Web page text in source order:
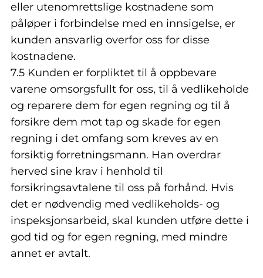
eller utenomrettslige kostnadene som
påløper i forbindelse med en innsigelse, er
kunden ansvarlig overfor oss for disse
kostnadene.
7.5 Kunden er forpliktet til å oppbevare
varene omsorgsfullt for oss, til å vedlikeholde
og reparere dem for egen regning og til å
forsikre dem mot tap og skade for egen
regning i det omfang som kreves av en
forsiktig forretningsmann. Han overdrar
herved sine krav i henhold til
forsikringsavtalene til oss på forhånd. Hvis
det er nødvendig med vedlikeholds- og
inspeksjonsarbeid, skal kunden utføre dette i
god tid og for egen regning, med mindre
annet er avtalt.